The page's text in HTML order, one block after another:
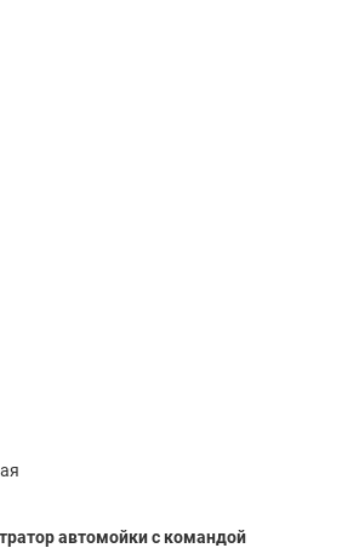
автомойки с командой